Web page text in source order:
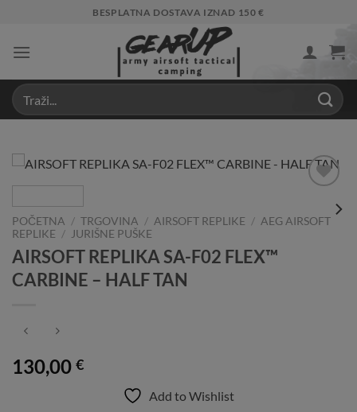
content
BESPLATNA DOSTAVA IZNAD 150 €
Wishlist
POČETNA / TRGOVINA / AIRSOFT REPLIKE / AEG AIRSOFT
REPLIKE / JURIŠNE PUŠKE
AIRSOFT REPLIKA SA-F02 FLEX™
CARBINE – HALF TAN
130,00 €
Add to Wishlist